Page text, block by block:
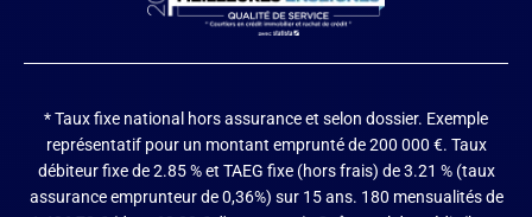
* Taux fixe national hors assurance et selon dossier. Exemple
représentatif pour un montant emprunté de 200 000 €. Taux
débiteur fixe de 2.85 % et TAEG fixe (hors frais) de 3.21 % (taux
assurance emprunteur de 0,36%) sur 15 ans. 180 mensualités de